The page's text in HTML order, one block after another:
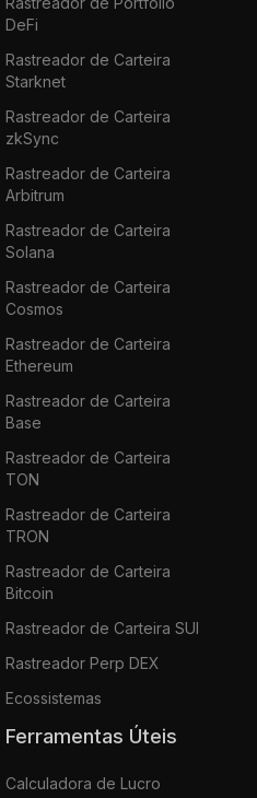
DeFi
Rastreador de Carteira
Starknet
Rastreador de Carteira
zkSync
Rastreador de Carteira
Arbitrum
Rastreador de Carteira
Solana
Rastreador de Carteira
Cosmos
Rastreador de Carteira
Ethereum
Rastreador de Carteira
Base
Rastreador de Carteira
TON
Rastreador de Carteira
TRON
Rastreador de Carteira
Bitcoin
Rastreador de Carteira SUI
Rastreador Perp DEX
Ecossistemas
Ferramentas Úteis
Calculadora de Lucro